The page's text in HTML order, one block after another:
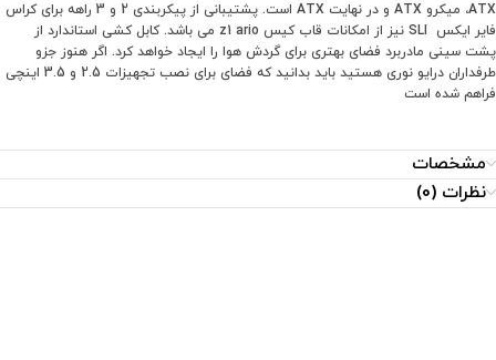
ATX، میکرو ATX و در نهایت ATX است. پشتیبانی از پیکربندی 2 و 3 راهه برای کراس
فایر ایکس SLI نیز از امکانات قاب کیس z1 ario می باشد. کابل کشی استاندارد از
پشت سینی مادربرد فضای بهتری برای گردش هوا را ایجاد خواهد کرد. اگر هنوز جزو
طرفداران درایو نوری هستید باید بدانید که فضای برای نصب تجهیزات 2.5 و 3.5 اینچی
فراهم شده است
مشخصات
نظرات (0)